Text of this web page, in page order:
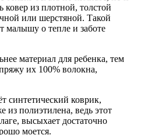
ковер из плотной, толстой
или шерстяной. Такой
малышу о тепле и заботе
материал для ребенка, тем
их 100% волокна,
синтетический коврик,
из полиэтилена, ведь этот
высыхает достаточно
моется.